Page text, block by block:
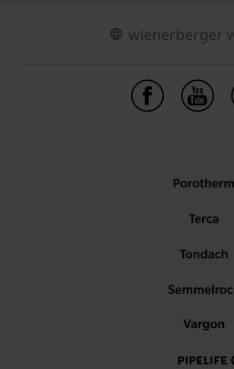
wienerberger